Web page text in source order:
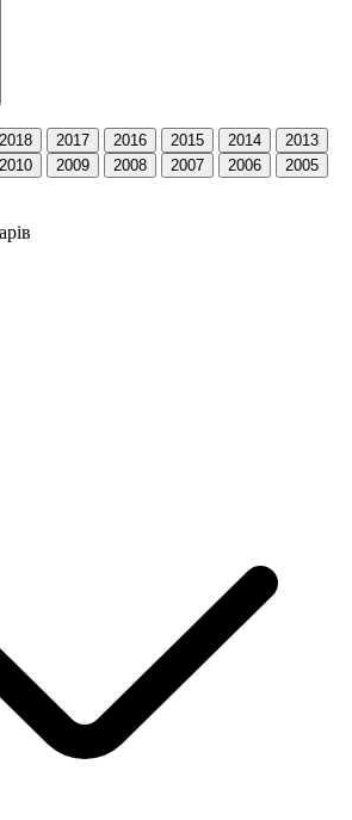
2018 2017 2016 2015 2014
2013
2010 2009 2008 2007 2006
2005